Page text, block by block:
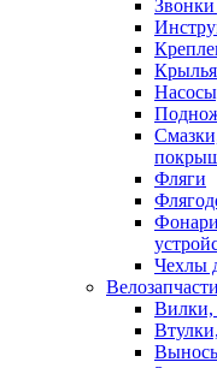
Звонки
Крылья
Фляги
Чехлы
Велозапчасти
Вилки,